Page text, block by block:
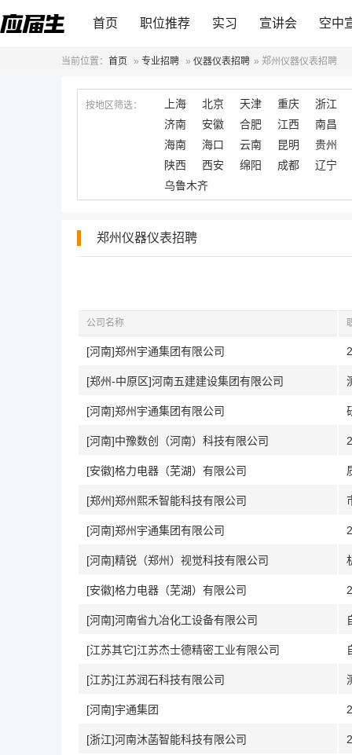
首页 职位推荐 实习 宣讲会 空中
当前位置： 首页 » 专业招聘 » 仪器仪表招聘 » 郑州仪器仪表招聘
按地区筛选： 上海 北京 天津 重庆
浙江
济南
安徽 合肥 江西
南昌
海南
海口 云南 昆明
贵州
陕西
西安 绵阳 成都
辽宁
乌鲁木齐
郑州仪器仪表招聘
公司名称
[河南]郑州宇通集团有限公司
[郑州-中原区]河南五建建设集团有限公司
[河南]郑州宇通集团有限公司
[河南]中豫数创（河南）科技有限公司
[安徽]格力电器（芜湖）有限公司
[郑州]郑州熙禾智能科技有限公司
[河南]郑州宇通集团有限公司
[河南]精锐（郑州）视觉科技有限公司
[安徽]格力电器（芜湖）有限公司
[河南]河南省九冶化工设备有限公司
[江苏其它]江苏杰士德精密工业有限公司
[江苏]江苏润石科技有限公司
[河南]宇通集团
[浙江]河南沐菡智能科技有限公司